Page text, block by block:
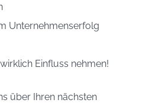
Unternehmenserfolg
Einfluss nehmen!
über Ihren nächsten